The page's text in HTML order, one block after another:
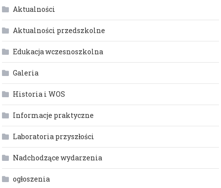
Aktualności
Aktualności przedszkolne
Edukacja wczesnoszkolna
Galeria
Historia i WOS
Informacje praktyczne
Laboratoria przyszłości
Nadchodzące wydarzenia
ogłoszenia